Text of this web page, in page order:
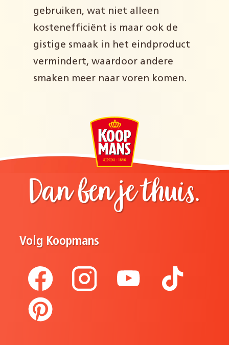
gebruiken, wat niet alleen
kostenefficiënt is maar ook de
gistige smaak in het eindproduct
vermindert, waardoor andere
smaken meer naar voren komen.
Dan ben je thuis.
Volg Koopmans